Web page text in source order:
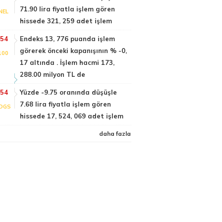
71.90 lira fiyatla işlem gören
hissede 321, 259 adet işlem
Endeks 13, 776 puanda işlem
görerek önceki kapanışının % -0,
17 altında . İşlem hacmi 173,
288.00 milyon TL de
Yüzde -9.75 oranında düşüşle
7.68 lira fiyatla işlem gören
hissede 17, 524, 069 adet işlem
daha fazla